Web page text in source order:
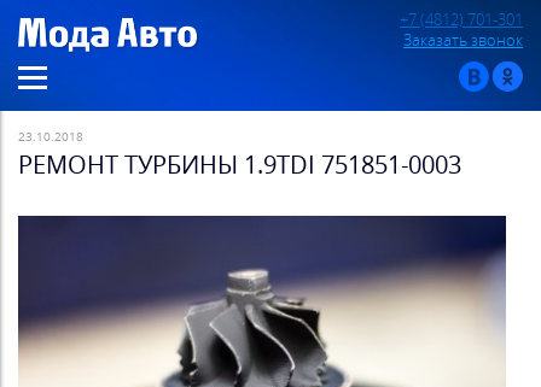
+7 (4812) 701-301
Заказать звонок
23.10.2018
РЕМОНТ ТУРБИНЫ 1.9TDI 751851-0003